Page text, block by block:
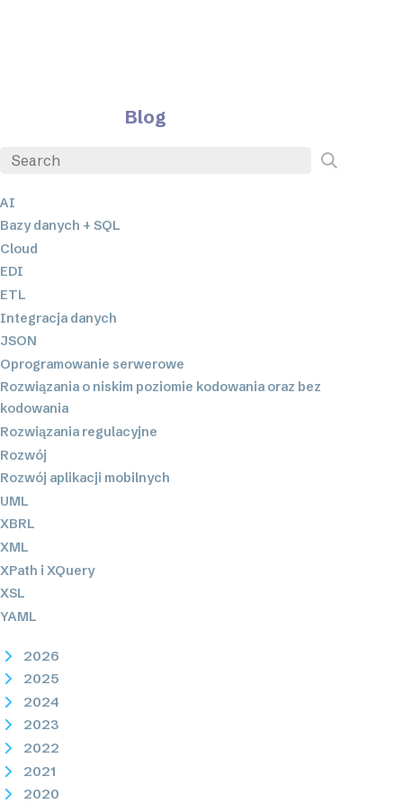
Blog
AI
Bazy danych + SQL
Cloud
EDI
ETL
Integracja danych
JSON
Oprogramowanie serwerowe
Rozwiązania o niskim poziomie kodowania oraz bez
kodowania
Rozwiązania regulacyjne
Rozwój
Rozwój aplikacji mobilnych
UML
XBRL
XML
XPath i XQuery
XSL
YAML
2026
2025
2024
2023
2022
2021
2020